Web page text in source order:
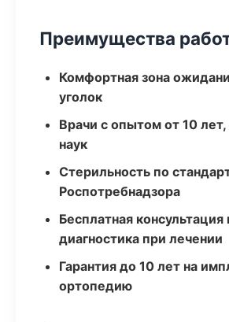
Преимущества
Комфортная зона
уголок
Врачи с опытом от 10
наук
Стерильность по
Роспотребнадзора
Бесплатная консультация
диагностика при лечении
Гарантия до 10 лет на
ортопедию